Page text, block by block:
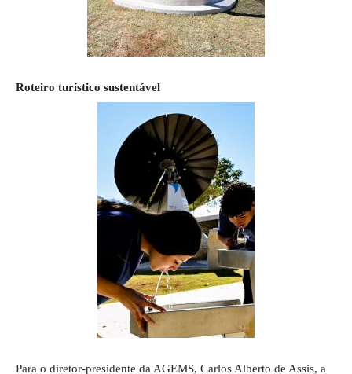
Roteiro turístico sustentável
Para o diretor-presidente da AGEMS, Carlos Alberto de Assis, a